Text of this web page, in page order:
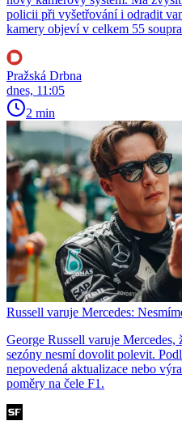
policii při vyšetřování i odradit
kamery objeví v celkem 55
Pražská Drbna
dnes, 11:05
2 min
Russell varuje Mercedes:
George Russell varuje Mercedes,
sezóny nesmí dovolit polevit.
nepovedená aktualizace nebo
poměry na čele F1.